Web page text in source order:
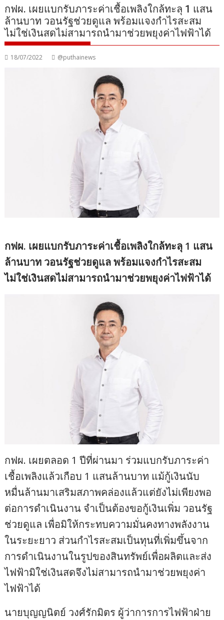
กฟผ. เผยแบกรับภาระค่าเชื้อเพลิงใกล้ทะลุ 1 แสน
ล้านบาท วอนรัฐช่วยดูแล พร้อมแจงกำไรสะสม
ไม่ใช่เงินสดไม่สามารถนำมาช่วยพยุงค่าไฟฟ้าได้
18/07/2022 @puthainews
กฟผ. เผยแบกรับภาระค่าเชื้อเพลิงใกล้ทะลุ 1 แสน
ล้านบาท วอนรัฐช่วยดูแล พร้อมแจงกำไรสะสม
ไม่ใช่เงินสดไม่สามารถนำมาช่วยพยุงค่าไฟฟ้าได้
กฟผ. เผยตลอด 1 ปีที่ผ่านมา ร่วมแบกรับภาระค่า
เชื้อเพลิงแล้วเกือบ 1 แสนล้านบาท แม้กู้เงินนับ
หมื่นล้านมาเสริมสภาพคล่องแล้วแต่ยังไม่เพียงพอ
ต่อการดำเนินงาน จำเป็นต้องขอกู้เงินเพิ่ม วอนรัฐ
ช่วยดูแล เพื่อมิให้กระทบความมั่นคงทางพลังงาน
ในระยะยาว ส่วนกำไรสะสมเป็นทุนที่เพิ่มขึ้นจาก
การดำเนินงานในรูปของสินทรัพย์เพื่อผลิตและส่ง
ไฟฟ้ามิใช่เงินสดจึงไม่สามารถนำมาช่วยพยุงค่า
ไฟฟ้าได้
นายบุญญนิตย์ วงศ์รักมิตร ผู้ว่าการการไฟฟ้าฝ่าย